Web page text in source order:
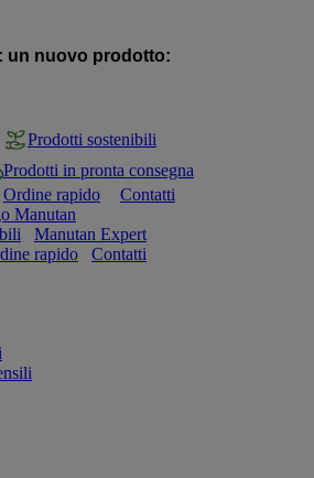
un nuovo prodotto:
Prodotti sostenibili
Prodotti in pronta consegna
Ordine rapido Contatti
Manutan Expert
rapido
Contatti